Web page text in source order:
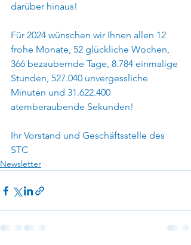
darüber hinaus!
Für 2024 wünschen wir Ihnen allen 12
frohe Monate, 52 glückliche Wochen,
366 bezaubernde Tage, 8.784 einmalige
Stunden, 527.040 unvergessliche
Minuten und 31.622.400
atemberaubende Sekunden!
Ihr Vorstand und Geschäftsstelle des
STC
Newsletter